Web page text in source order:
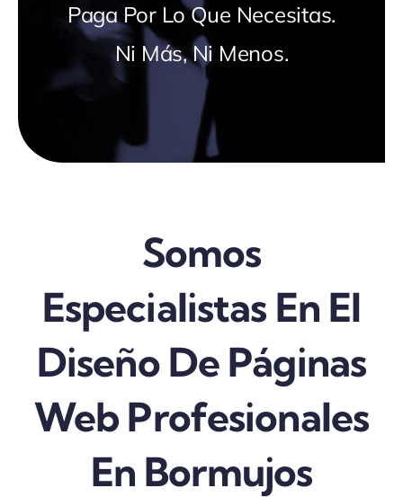
Paga Por Lo Que Necesitas.
Ni Más, Ni Menos.
Somos
Especialistas En El
Diseño De Páginas
Web Profesionales
En Bormujos